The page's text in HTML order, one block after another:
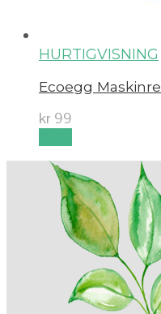
HURTIGVISNING
Ecoegg
kr 99